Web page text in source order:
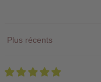
Sort by